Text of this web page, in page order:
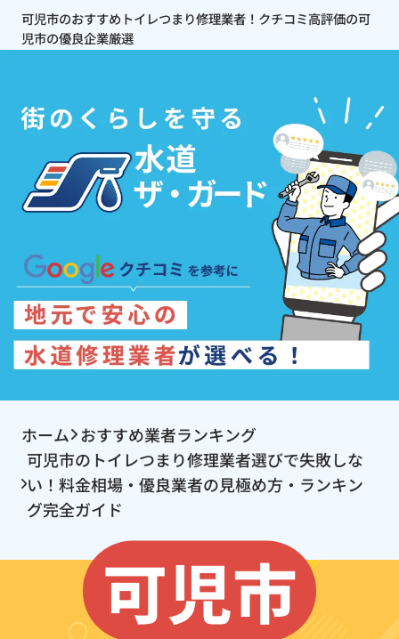
可児市のおすすめトイレつまり修理業者！クチコミ高評価の可
児市の優良企業厳選
ホーム おすすめ業者ランキング
可児市のトイレつまり修理業者選びで失敗しな
い！料金相場・優良業者の見極め方・ランキン
グ完全ガイド
可児市